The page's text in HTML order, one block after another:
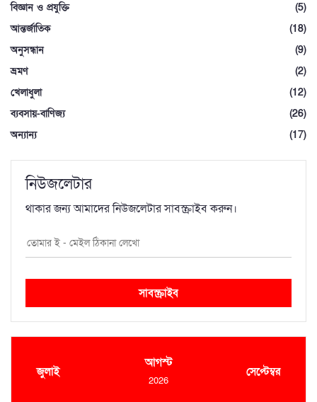
বিজ্ঞান ও প্রযুক্তি
(5)
আন্তর্জাতিক
(18)
অনুসন্ধান
(9)
ভ্রমণ
(2)
খেলাধুলা
(12)
ব্যবসায়-বাণিজ্য
(26)
অন্যান্য
(17)
নিউজলেটার
থাকার জন্য আমাদের নিউজলেটার সাবস্ক্রাইব করুন।
সাবস্ক্রাইব
জুলাই
আগস্ট
2026
সেপ্টেম্বর